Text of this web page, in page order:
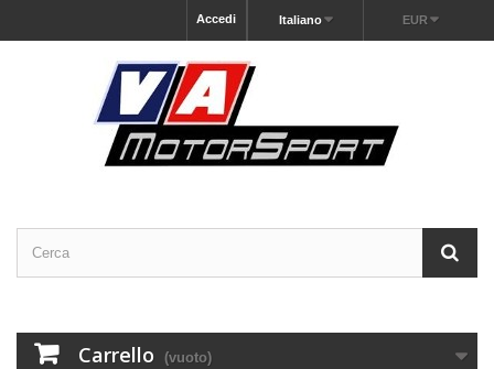
EUR
Italiano
Accedi
Carrello (vuoto)